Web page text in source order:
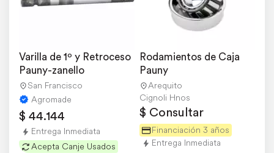
Varilla de 1º y Retroceso
Pauny-zanello
San Francisco
Agromade
$ 44.144
Entrega Inmediata
Acepta Canje Usados
Rodamientos de Caja
Pauny
Arequito
Cignoli Hnos
$ Consultar
Financiación 3 años
Entrega Inmediata